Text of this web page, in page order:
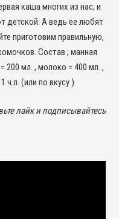
каша многих из нас, и
детской. А ведь ее любят
приготовим правильную,
Состав ; манная
200 мл. , молоко = 400 мл. ,
ч.л. (или по вкусу )
лайк и подписывайтесь